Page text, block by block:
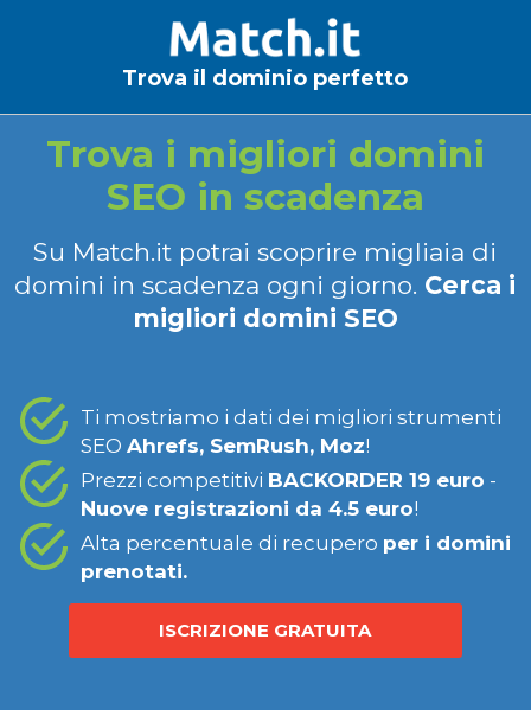
Trova il dominio perfetto
Trova i migliori domini
SEO in scadenza
Su Match.it potrai scoprire migliaia di
domini in scadenza ogni giorno. Cerca i
migliori domini SEO
Ti mostriamo i dati dei migliori strumenti
SEO Ahrefs, SemRush, Moz!
Prezzi competitivi BACKORDER 19 euro -
Nuove registrazioni da 4.5 euro!
Alta percentuale di recupero per i domini
prenotati.
ISCRIZIONE GRATUITA